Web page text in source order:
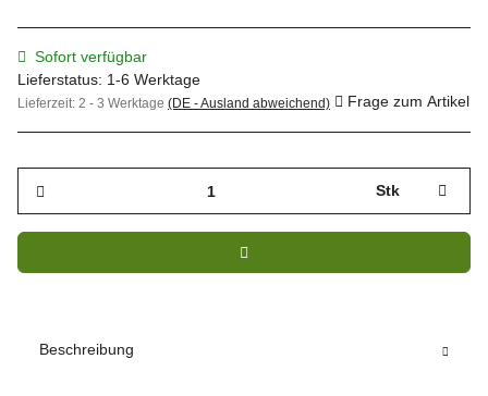
Sofort verfügbar
Lieferstatus: 1-6 Werktage
Lieferzeit: 2 - 3 Werktage (DE - Ausland abweichend) Frage zum Artikel
Stk
Beschreibung